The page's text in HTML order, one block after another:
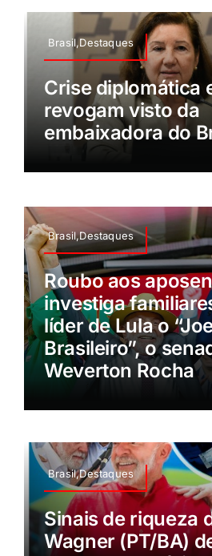
Brasil,Destaques
Crise diplomática
revogam visto da
embaixadora do
Brasil,Destaques
Roubo aos
investiga
líder de Lula o
Brasileiro”, o
Weverton Rocha
Brasil,Destaques
Sinais de riqueza
Wagner (PT/BA)